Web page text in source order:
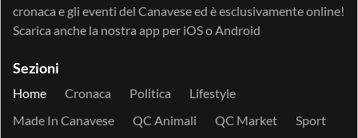
cronaca e gli eventi del Canavese ed è esclusivamente online!
Scarica anche la nostra app per iOSoAndroid
Sezioni
Home Cronaca Politica
Lifestyle
Made In Canavese
QC Animali QC Market
Sport